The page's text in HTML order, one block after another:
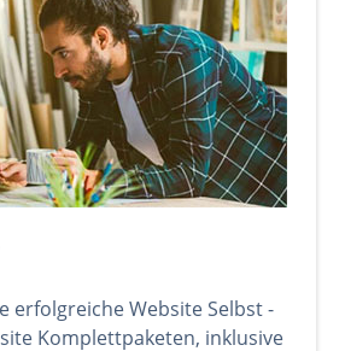
erfolgreiche Website Selbst -
Komplettpaketen, inklusive